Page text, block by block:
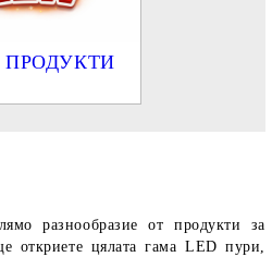
разнообразие от продукти за
откриете цялата гама LED пури,